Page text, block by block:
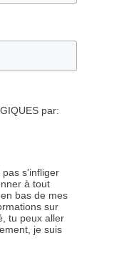
par:
s'infliger
à tout
bas de mes
sur
tu peux aller
je suis